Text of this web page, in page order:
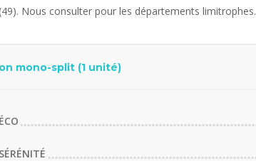
Nous consulter pour les départements limitrophes.
mono-split (1 unité)